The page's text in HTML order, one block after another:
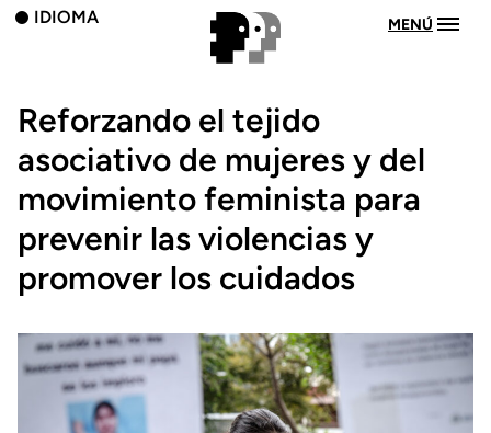
IDIOMA MENÚ
Reforzando el tejido
asociativo de mujeres y del
movimiento feminista para
prevenir las violencias y
promover los cuidados